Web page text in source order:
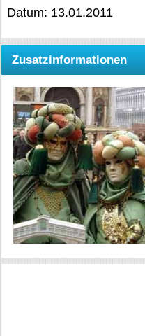
Datum: 13.01.2011
Zusatzinformationen